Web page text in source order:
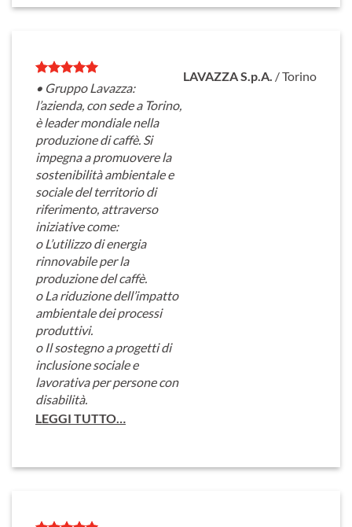
• Gruppo Lavazza:
l’azienda, con sede a Torino,
è leader mondiale nella
produzione di caffè. Si
impegna a promuovere la
sostenibilità ambientale e
sociale del territorio di
riferimento, attraverso
iniziative come:
o L’utilizzo di energia
rinnovabile per la
produzione del caffè.
o La riduzione dell’impatto
ambientale dei processi
produttivi.
o Il sostegno a progetti di
inclusione sociale e
lavorativa per persone con
disabilità.
LEGGI TUTTO…
LAVAZZA S.p.A. /Torino